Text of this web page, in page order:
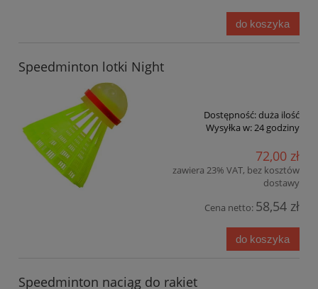
do koszyka
Speedminton lotki Night
Dostępność:duża ilość
Wysyłka w:24 godziny
72,00 zł
zawiera 23% VAT, bez kosztów
dostawy
Cena netto: 58,54 zł
do koszyka
Speedminton naciąg do rakiet